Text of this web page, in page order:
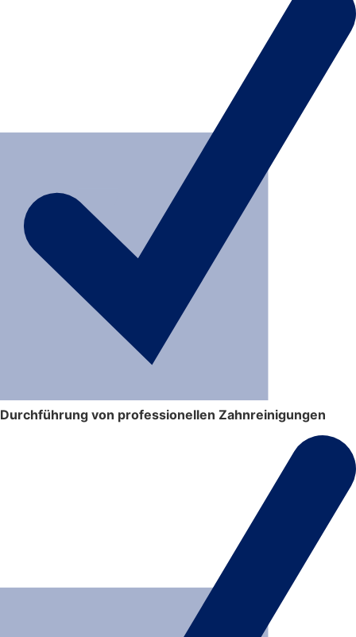
Durchführung von professionellen Zahnreinigungen